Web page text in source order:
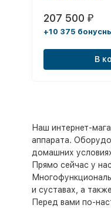
207 500 ₽
+10 375
В
Наш интернет-
аппарата.
домашних
Прямо сейчас у
и суставах, а
Перед вами по-